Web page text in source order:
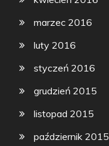
marzec 2016
luty 2016
styczeń 2016
grudzień 2015
listopad 2015
październik 2015